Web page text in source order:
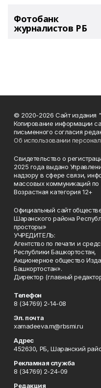
Фотобанк
журналистов РБ
© 2020-2026 Сайт издания
Копирование информации
письменного согласия
Об использовании
Свидетельство о
2025 года выдано
надзору в сфере связи,
массовых коммуникаций по
Возрастная категория 12+
Официальный сайт
Шаранского района
просторы»
УЧРЕДИТЕЛЬ:
Агентство по печати и
Республики Башкортостан,
Акционерное общество
Башкортостан».
Директор (главный
Телефон
8 (34769) 2-14-08
Эл. почта
xamadeeva.m@rbsmi.ru
Адрес
452630, РБ, Шаранский
Рекламная служба
8 (34769) 2-24-09
Редакция